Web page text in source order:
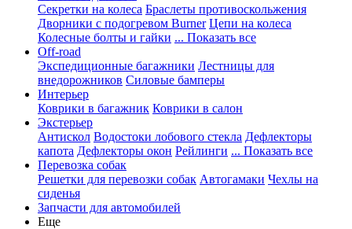
Секретки на колеса Браслеты противоскольжения
Дворники с подогревом Burner Цепи на колеса
Колесные болты и гайки ... Показать все
Off-road
Экспедиционные багажники Лестницы для
внедорожников Силовые бамперы
Интерьер
Коврики в багажник Коврики в салон
Экстерьер
Антискол Водостоки лобового стекла Дефлекторы
капота Дефлекторы окон Рейлинги ... Показать все
Перевозка собак
Решетки для перевозки собак Автогамаки Чехлы на
сиденья
Запчасти для автомобилей
Еще